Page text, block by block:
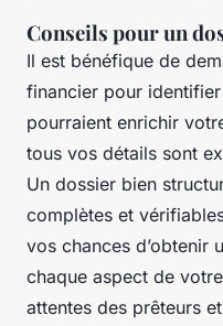
Conseils pour un
Il est bénéfique de
financier pour
pourraient enrichir
tous vos détails sont
Un dossier bien
complètes et
vos chances d’obtenir
chaque aspect de
attentes des prêteurs